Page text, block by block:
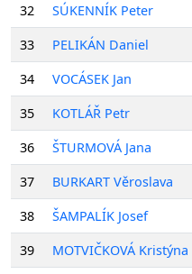
32
SÚKENNÍK Peter
33
PELIKÁN Daniel
34
VOCÁSEK Jan
35
KOTLÁŘ Petr
36
ŠTURMOVÁ Jana
37
BURKART Věroslava
38
ŠAMPALÍK Josef
39
MOTVIČKOVÁ Kristýna